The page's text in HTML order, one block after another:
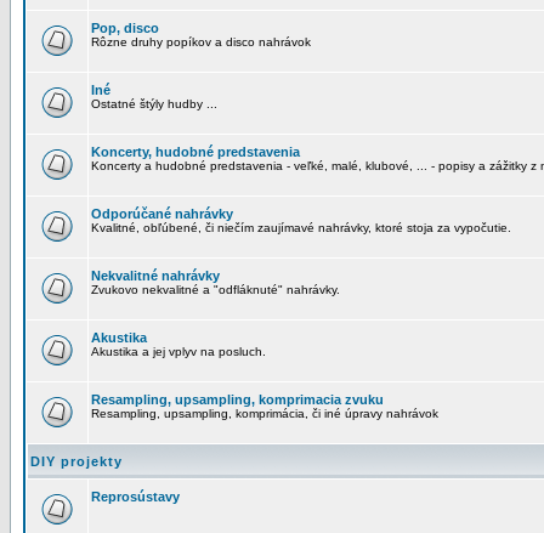
Pop, disco
Rôzne druhy popíkov a disco nahrávok
Iné
Ostatné štýly hudby ...
Koncerty, hudobné predstavenia
Koncerty a hudobné predstavenia - veľké, malé, klubové, ... - popisy a zážitky z
Odporúčané nahrávky
Kvalitné, obľúbené, či niečím zaujímavé nahrávky, ktoré stoja za vypočutie.
Nekvalitné nahrávky
Zvukovo nekvalitné a "odfláknuté" nahrávky.
Akustika
Akustika a jej vplyv na posluch.
Resampling, upsampling, komprimacia zvuku
Resampling, upsampling, komprimácia, či iné úpravy nahrávok
DIY projekty
Reprosústavy